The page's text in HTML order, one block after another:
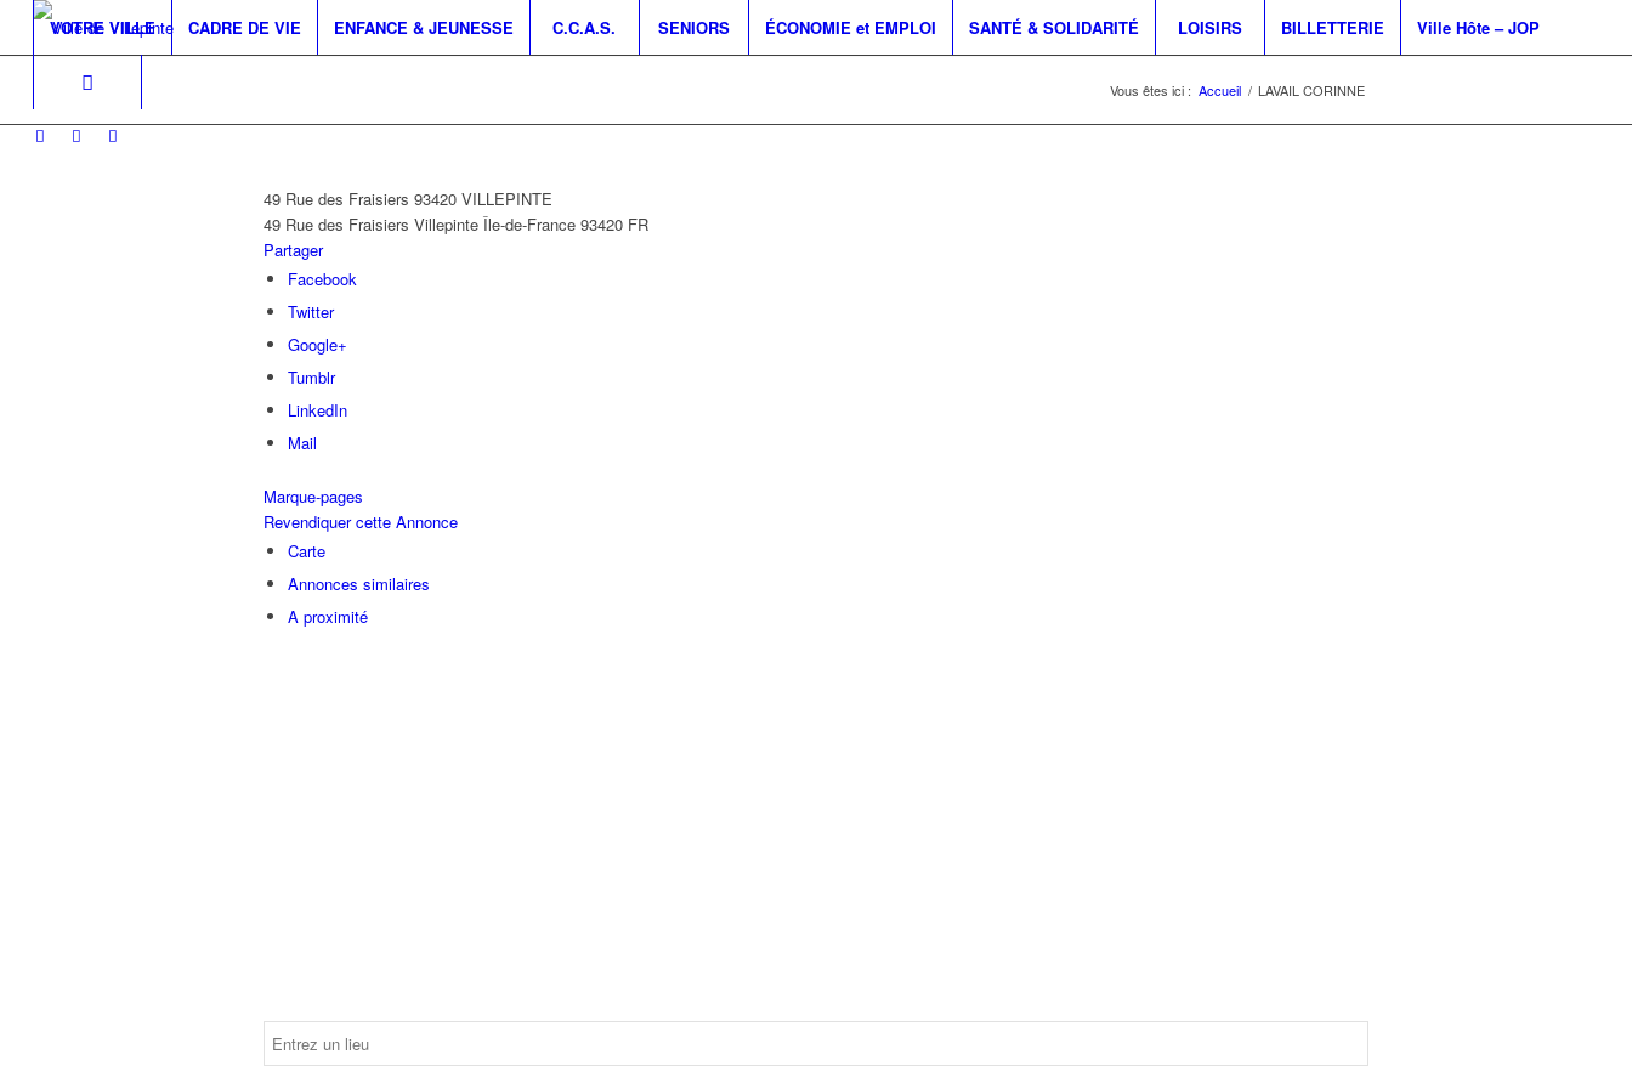
VOTRE VILLE CADRE DE VIE ENFANCE & JEUNESSE C.C.A.S. SENIORS ÉCONOMIE et EMPLOI SANTÉ & SOLIDARITÉ LOISIRS BILLETTERIE Ville Hôte – JOP
Vous êtes ici : Accueil / LAVAIL CORINNE
49 Rue des Fraisiers 93420 VILLEPINTE
49 Rue des Fraisiers Villepinte Île-de-France 93420 FR
Partager
Facebook
Twitter
Google+
Tumblr
LinkedIn
Mail
Marque-pages
Revendiquer cette Annonce
Carte
Annonces similaires
A proximité